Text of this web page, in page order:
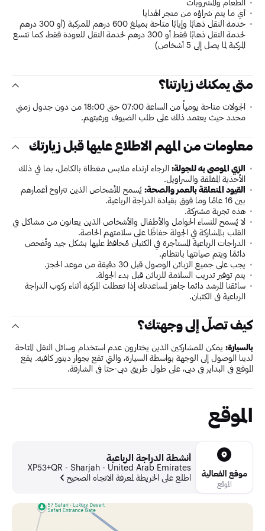
الطعام والمشروبات
أي ما يتم شراؤه من متجر الهدايا
خدمة النقل ذهابًا وإيابًا متاحة بمبلغ 600 درهم للمركبة (أو 300 درهم
لخدمة النقل ذهابًا فقط أو 300 درهم لخدمة النقل للعودة فقط، كما تتسع
المركبة لما يصل إلى 5 أشخاص)
متى يمكنك زيارتنا؟
الجولات متاحة يومياً من الساعة 07:00 حتى 18:00 من دون جدول زمني
محدد حيث يعتمد ذلك على طلب الضيوف ورغبتهم.
معلومات من المهم الاطلاع عليها قبل زيارتك
الزي الموصى به للجولة: الرجاء ارتداء ملابس مغطاة بالكامل، بما في ذلك
الأحذية المغلقة والسراويل.
القيود المتعلقة بالعمر والصحة: يُسمح للأشخاص الذين تتراوح أعمارهم
بين 16 عامًا وما فوق بقيادة الدراجة الرباعية.
هذه تجربة مشتركة.
لا يُسمح للنساء الحوامل والأطفال والأشخاص الذين يعانون من مشاكل في
القلب بالمشاركة في الجولة حفاظًا على سلامتهم الخاصة.
الدراجات الرباعية المستأجرة في الكثبان مُحافظ عليها بشكل جيد وتُفحص
دائمًا ويتم صيانتها بانتظام.
يجب على جميع الزبائن الوصول قبل 30 دقيقة من موعد الحجز.
يتم توفير تدريب السلامة للزبائن قبل بدء الجولة.
سائقنا المرشد دائما جاهز لمساعدتك إذا تعطلت المركبة أثناء ركوب الدراجة
الرباعية في الكثبان.
كيف تصلّ إلى وجهتك؟
بالسيارة: يمكن للمشاركين الذين يختارون عدم استخدام وسائل النقل المتاحة
لدينا الوصول إلى الوجهة بواسطة السيارة، والتي تقع بجوار ديتور كافيه. يقع
الموقع في البداير في دبي، على طول طريق دبي-حتا في الشارقة.
الموقع
موقع الفعالية
الموقع
أنشطة الدراجة الرباعية
XP53+QR - Sharjah - United Arab Emirates
اطلع على الخريطة لمعرفة الاتجاه الصحيح